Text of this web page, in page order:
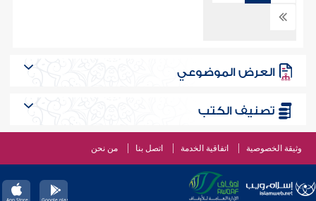
العرض الموضوعي
تصنيف الكتب
وثيقة الخصوصية اتفاقية الخدمة اتصل بنا من نحن